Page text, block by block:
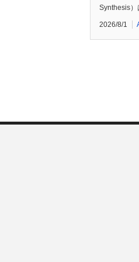
Synthesis
2026/8/1